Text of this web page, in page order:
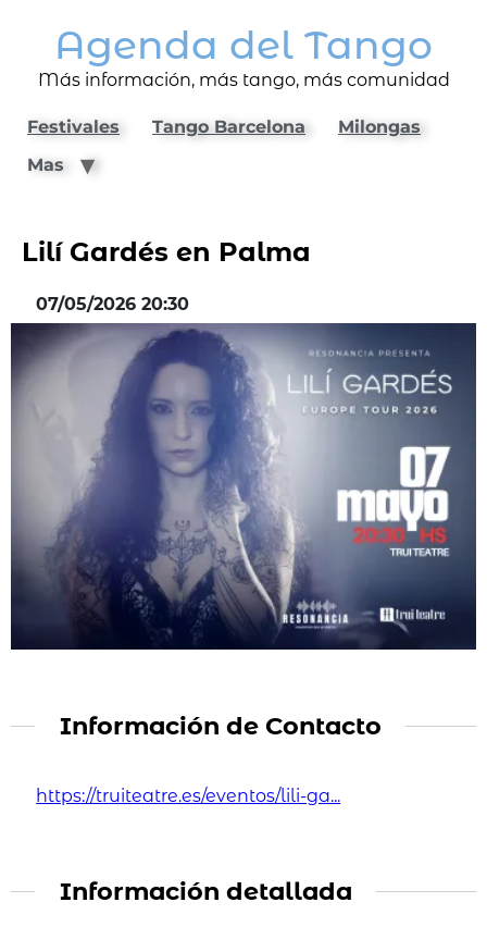
Agenda del Tango
Más información, más tango, más comunidad
Festivales Tango Barcelona
Milongas
Mas
Lilí Gardés en Palma
07/05/2026 20:30
Información de Contacto
https://truiteatre.es/eventos/lili-ga...
Información detallada